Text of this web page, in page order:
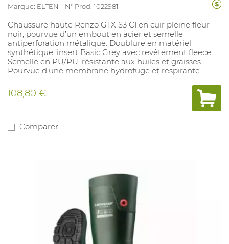
Marque: ELTEN N° Prod. 1022981
Chaussure haute Renzo GTX S3 CI en cuir pleine fleur
noir, pourvue d’un embout en acier et semelle
antiperforation métalique. Doublure en matériel
synthétique, insert Basic Grey avec revêtement fleece.
Semelle en PU/PU, résistante aux huiles et graisses.
Pourvue d’une membrane hydrofuge et respirante.
Chaussure avec surembout. Convient pour : applications
industrielles générales. Conforme à : EN 20345 S3 CI.
108,80 €
Comparer